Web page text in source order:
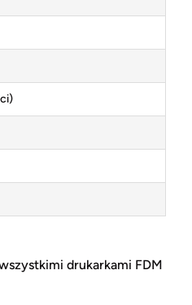
drukarkami FDM